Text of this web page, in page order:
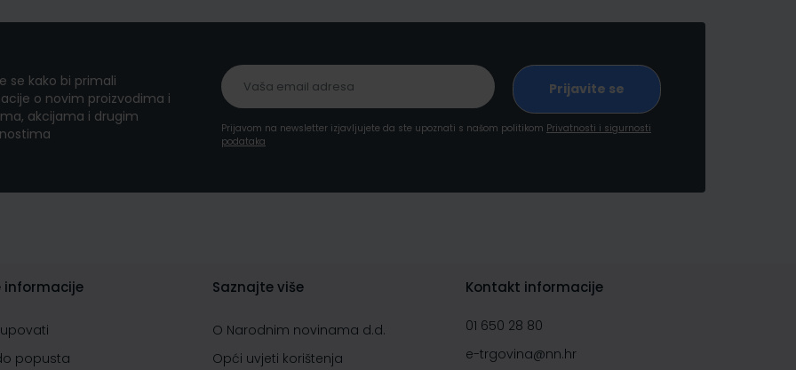
se kako bi primali
o novim proizvodima i
akcijama i drugim
Prijavom na newsletter izjavljujete da ste upoznati s našom politikom Privatnosti i sigurnosti
podataka
informacije
popusta
Saznajte više
O Narodnim novinama d.d.
Opći uvjeti korištenja
Kontakt informacije
01 650 28 80
e-trgovina@nn.hr